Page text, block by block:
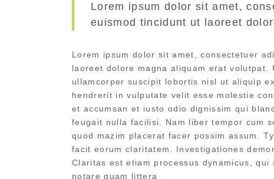
Lorem ipsum dolor sit amet,
euismod tincidunt ut laoreet
Lorem ipsum dolor sit amet, consectetuer
laoreet dolore magna aliquam erat
ullamcorper suscipit lobortis nisl ut aliquip
hendrerit in vulputate velit esse molestie
et accumsan et iusto odio dignissim qui
feugait nulla facilisi. Nam liber tempor cum
quod mazim placerat facer possim assum.
facit eorum claritatem. Investigationes
Claritas est etiam processus dynamicus,
notare quam littera